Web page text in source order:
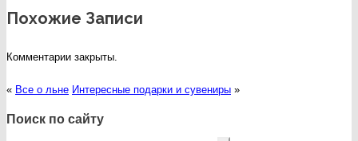
Похожие Записи
Комментарии закрыты.
« Все о льне Интересные подарки и сувениры »
Поиск по сайту